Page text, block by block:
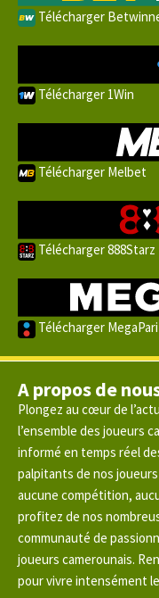
Télécharger
Télécharger 1Win
Télécharger Melbet
Télécharger 888Starz
Télécharger MegaPari
A propos de
Plongez au cœur de
l’ensemble des joueurs
informé en temps réel
palpitants de nos
aucune compétition,
profitez de nos
communauté de
joueurs camerounais.
pour vivre intensément